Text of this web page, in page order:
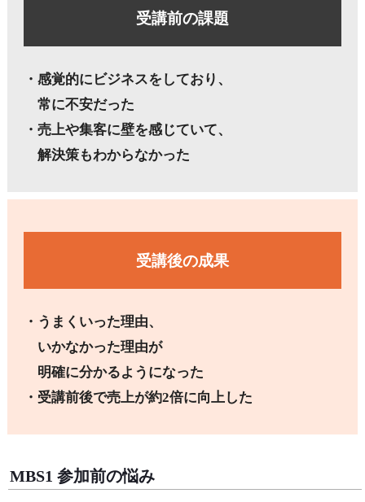
受講前の課題
・感覚的にビジネスをしており、
常に不安だった
・売上や集客に壁を感じていて、
解決策もわからなかった
受講後の成果
・うまくいった理由、
いかなかった理由が
明確に分かるようになった
・受講前後で売上が約2倍に向上した
MBS1 参加前の悩み